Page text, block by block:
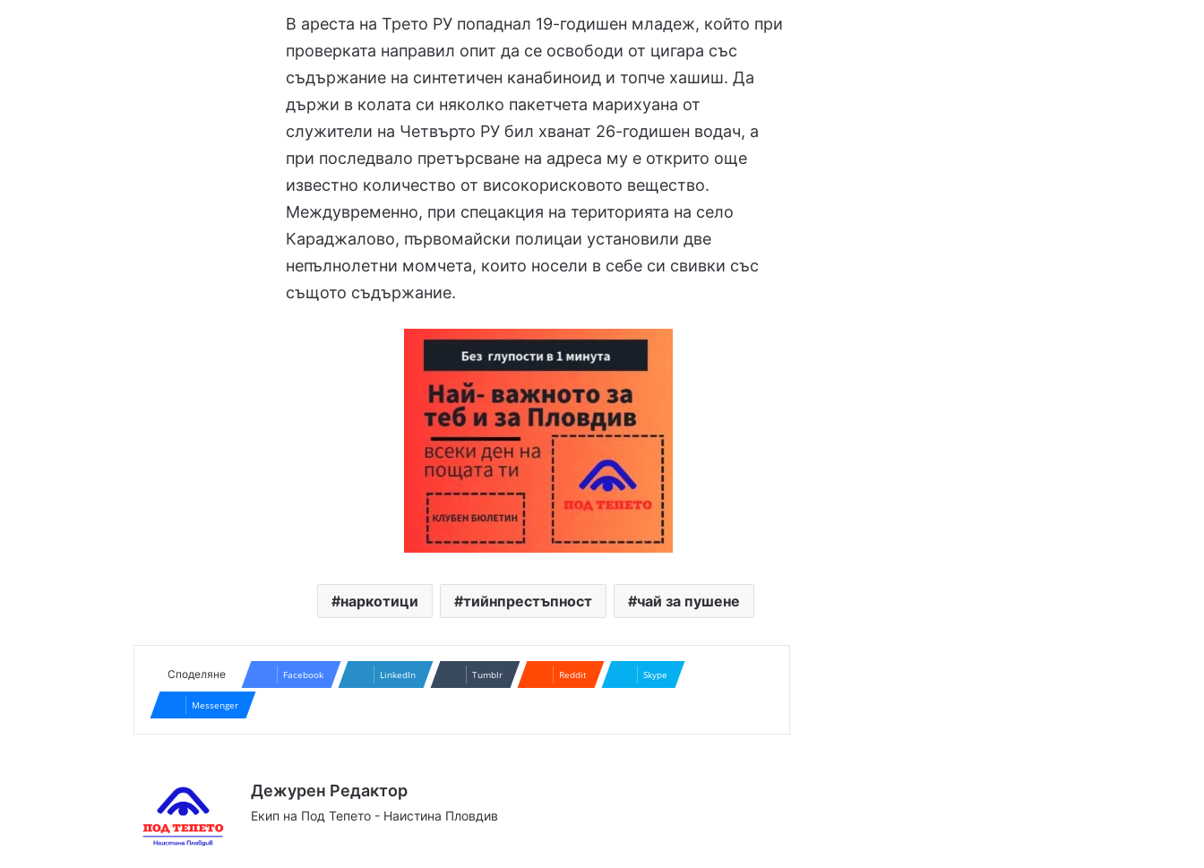
В ареста на Трето РУ попаднал 19-годишен младеж, който при
проверката направил опит да се освободи от цигара със
съдържание на синтетичен канабиноид и топче хашиш. Да
държи в колата си няколко пакетчета марихуана от
служители на Четвърто РУ бил хванат 26-годишен водач, а
при последвало претърсване на адреса му е открито още
известно количество от високорисковото вещество.
Междувременно, при спецакция на територията на село
Караджалово, първомайски полицаи установили две
непълнолетни момчета, които носели в себе си свивки със
същото съдържание.
наркотици тийнпрестъпност чай за пушене
Споделяне Facebook LinkedIn Tumblr Reddit Skype
Messenger
Дежурен Редактор
Екип на Под Тепето - Наистина Пловдив